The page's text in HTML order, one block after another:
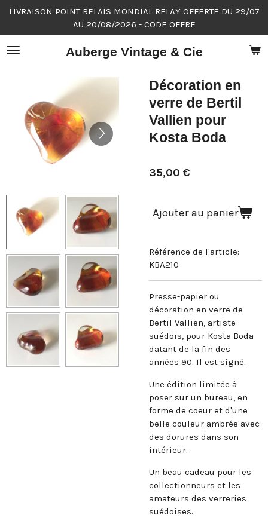
Passer
contenu
principal
Auberge Vintage & Cie
LIVRAISON POINT RELAIS MONDIAL RELAY OFFERTE DU 29/07
AU 20/08/2026 - CODE OFFRE
Décoration en
verre de Bertil
Vallien pour
Kosta Boda
35,00 €
Ajouter au panier
Référence de l'article:
KBA210
Presse-papier ou
décoration en verre de
Bertil Vallien, artiste
suédois, pour Kosta Boda
datant de la fin des
années 90. Il est signé.
Une édition limitée à
poser sur un bureau, en
forme de coeur et d'une
belle couleur ambrée avec
des dorures dans son
intérieur.
Un beau cadeau pour les
collectionneurs et les
amateurs des verreries
suédoises.